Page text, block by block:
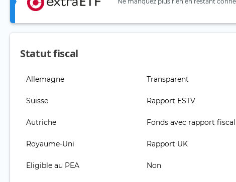
Statut fiscal
Allemagne Transparent
Suisse Rapport ESTV
Autriche Fonds avec rapport fiscal
Royaume-Uni Rapport UK
Eligible au PEA Non